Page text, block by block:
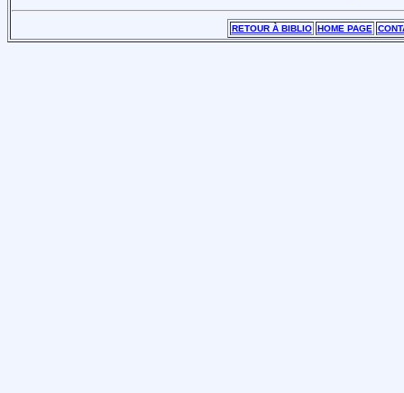
RETOUR À BIBLIO HOME PAGE